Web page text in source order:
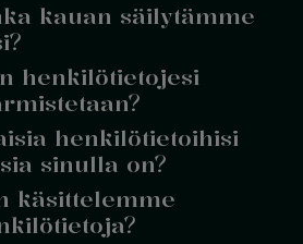
säilytämme
sinulla on?